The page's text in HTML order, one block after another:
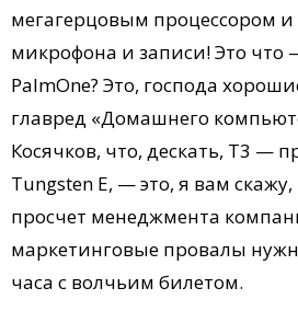
мегагерцовым процессором и
микрофона и записи! Это
PalmOne? Это, господа
главред «Домашнего
Косячков, что, дескать, Т3 —
Tungsten E, — это, я вам
просчет менеджмента
маркетинговые провалы
часа с волчьим билетом.